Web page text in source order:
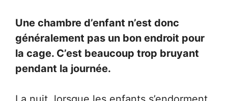
Une chambre d’enfant n’est donc
généralement pas un bon endroit pour
la cage. C’est beaucoup trop bruyant
pendant la journée.